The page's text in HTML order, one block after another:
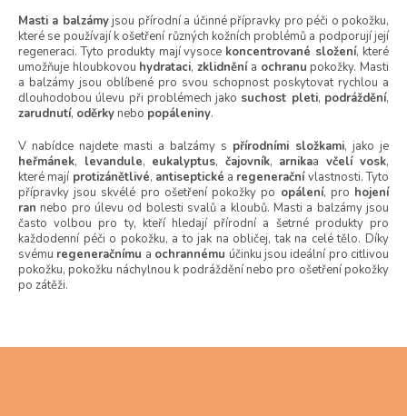
d
a
c
í
p
r
v
k
y
v
ý
p
i
s
u
v
á
n
í
Masti a balzámyjsou přírodní a účinné přípravky pro péči o pokožku,
které se používají k ošetření různých kožních problémů a podporují její
regeneraci. Tyto produkty mají vysoce koncentrované složení, které
umožňuje hloubkovou hydrataci,zklidněnía ochranu pokožky. Masti
a balzámy jsou oblíbené pro svou schopnost poskytovat rychlou a
dlouhodobou úlevu při problémech jako suchost pleti, podráždění,
zarudnutí, oděrky nebo popáleniny.
V nabídce najdete masti a balzámy s přírodními složkami, jako je
heřmánek, levandule, eukalyptus, čajovník, arnikaa včelí vosk,
které mají protizánětlivé, antiseptické a regeneračnívlastnosti. Tyto
přípravky jsou skvélé pro ošetření pokožky po opálení, pro hojení
ran nebo pro úlevu od bolesti svalů a kloubů. Masti a balzámy jsou
často volbou pro ty, kteří hledají přírodní a šetrné produkty pro
každodenní péči o pokožku, a to jak na obličej, tak na celé tělo. Díky
svému regeneračnímu a ochrannému účinku jsou ideální pro citlivou
pokožku, pokožku náchylnou k podráždění nebo pro ošetření pokožky
po zátěži.